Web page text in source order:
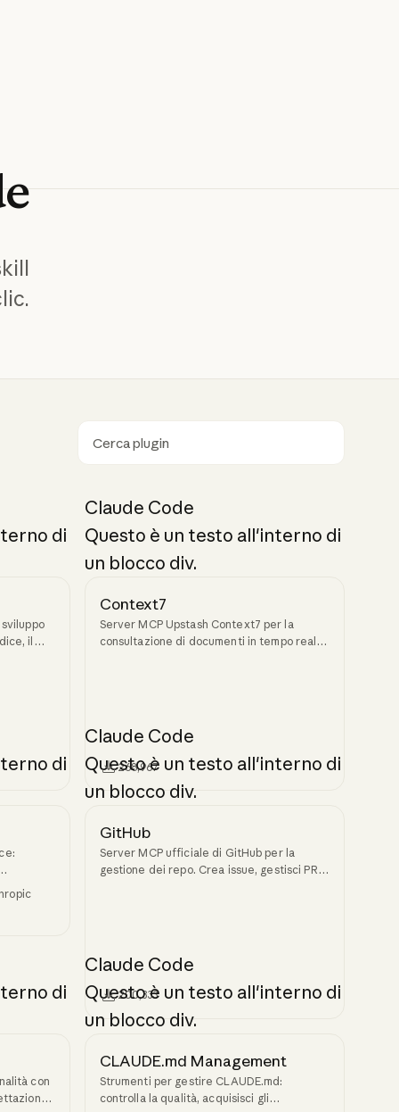
Ricerca
di
il
Claude Code
Questo è un testo all'interno di
un blocco div.
Context7
Server MCP Upstash Context7 per la
consultazione di documenti in tempo reale.
268,967
di
Claude Code
Questo è un testo all'interno di
un blocco div.
GitHub
Server MCP ufficiale di GitHub per la
gestione dei repo. Crea issue, gestisci PR,
200,333
di
con
Claude Code
Questo è un testo all'interno di
un blocco div.
CLAUDE.md Management
Strumenti per gestire CLAUDE.md:
controlla la qualità, acquisisci gli